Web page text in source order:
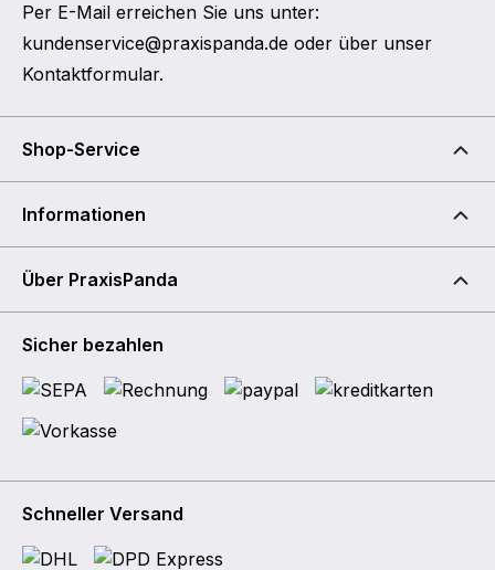
Per E-Mail erreichen Sie uns unter:
kundenservice@praxispanda.de oder über unser
Kontaktformular.
Shop-Service
Informationen
Über PraxisPanda
Sicher bezahlen
Schneller Versand